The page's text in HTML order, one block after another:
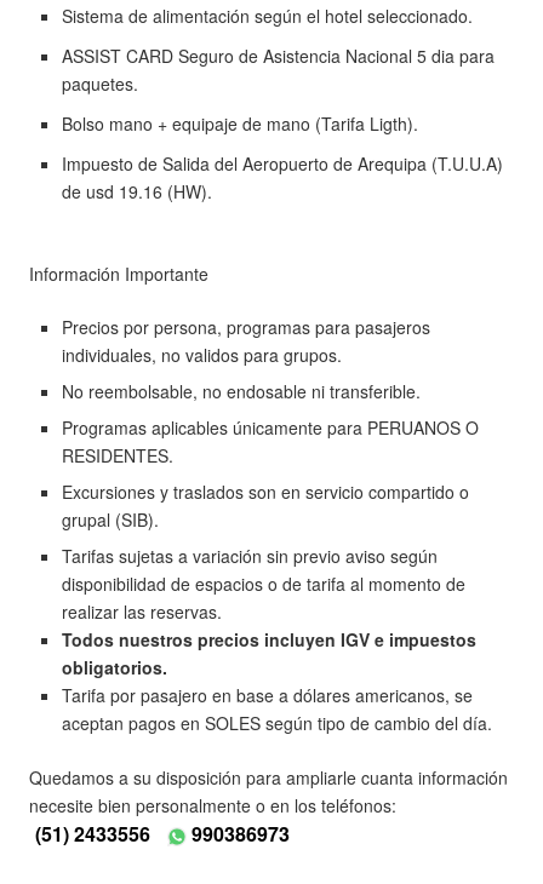
Sistema de alimentación según el hotel seleccionado.
ASSIST CARD Seguro de Asistencia Nacional 5 dia para
paquetes.
Bolso mano + equipaje de mano (Tarifa Ligth).
Impuesto de Salida del Aeropuerto de Arequipa (T.U.U.A)
de usd 19.16 (HW).
Información Importante
Precios por persona, programas para pasajeros
individuales, no validos para grupos.
No reembolsable, no endosable ni transferible.
Programas aplicables únicamente para PERUANOS O
RESIDENTES.
Excursiones y traslados son en servicio compartido o
grupal (SIB).
Tarifas sujetas a variación sin previo aviso según
disponibilidad de espacios o de tarifa al momento de
realizar las reservas.
Todos nuestros precios incluyen IGV e impuestos
obligatorios.
Tarifa por pasajero en base a dólares americanos, se
aceptan pagos en SOLES según tipo de cambio del día.
Quedamos a su disposición para ampliarle cuanta información
necesite bien personalmente o en los teléfonos:
(51) 2433556 990386973